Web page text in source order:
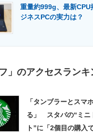
重量約999g、最新CPU
ジネスPCの実力は？
フ」のアクセスランキ
「タンブラーとスマ
る」 スタバの“ミニ
ト”に「2個目の購入